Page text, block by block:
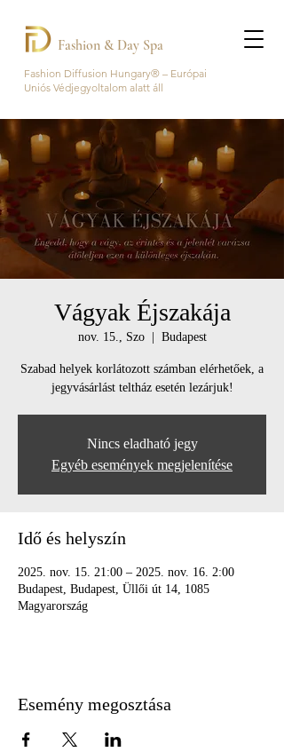
Fashion Diffusion Hungary® – Európai
Uniós Védjegyoltalom alatt áll
Fashion & Day Spa
Vágyak Éjszakája
nov. 15., Szo
  |
Budapest
Szabad helyek korlátozott számban elérhetőek, a
jegyvásárlást teltház esetén lezárjuk!
Nincs eladható jegy
Egyéb események megjelenítése
Idő és helyszín
2025. nov. 15. 21:00 – 2025. nov. 16. 2:00
Budapest, Budapest, Üllői út 14, 1085
Magyarország
Esemény megosztása